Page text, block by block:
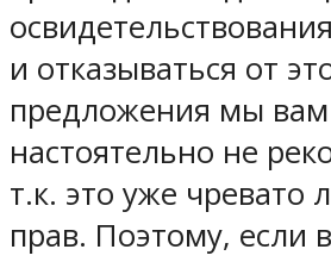
и отказываться от
предложения мы вам
настоятельно не
т.к. это уже чревато
прав. Поэтому, если